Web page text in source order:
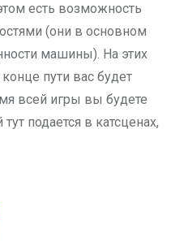
есть возможность
(они в основном
машины). На этих
пути вас будет
всей игры вы будете
подается в катсценах,